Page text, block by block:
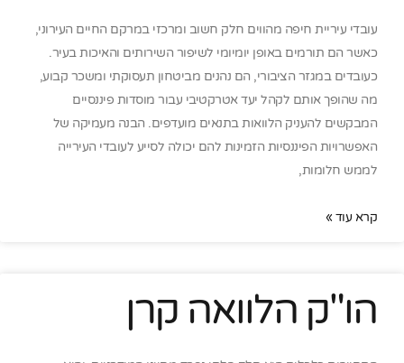
עובדי עיריית חיפה מהווים חלק חשוב ומרכזי במרקם החיים העירוני,
כאשר הם תורמים באופן יומיומי לשיפור השירותים והאיכות בעיר.
כעובדים במגזר הציבורי, הם נהנים מביטחון תעסוקתי ומשכר קבוע,
מה שהופך אותם לקהל יעד אטרקטיבי עבור מוסדות פיננסיים
המבקשים להעניק הלוואות בתנאים מועדפים. הבנה מעמיקה של
האפשרויות הפיננסיות הזמינות להם יכולה לסייע לעובדי העירייה
לממש חלומות,
קרא עוד »
הו"ק הלוואה קרן